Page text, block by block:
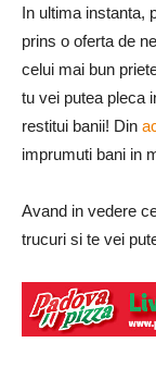
In ultima instanta,
prins o oferta de
celui mai bun
tu vei putea pleca
restitui banii! Din
imprumuti bani in
Avand in vedere
trucuri si te vei